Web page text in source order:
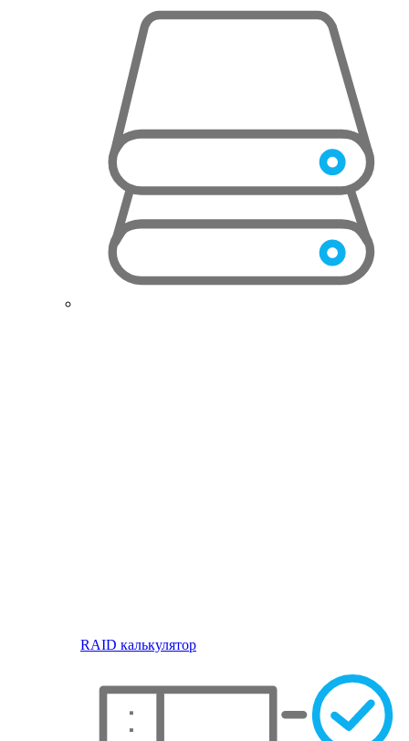
RAID калькулятор